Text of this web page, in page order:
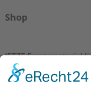
Shop
JETZT Ersatzmaterial
Befestigungsmaterial,